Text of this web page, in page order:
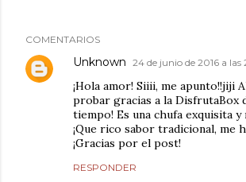
COMENTARIOS
Unknown 24 de junio de 2016 a las
¡Hola amor! Siiii, me apunto!!jiji
probar gracias a la DisfrutaBox
tiempo! Es una chufa exquisita y
¡Que rico sabor tradicional, me
¡Gracias por el post!
RESPONDER